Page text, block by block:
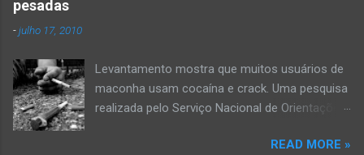
t
á
i
o
s
pesadas
-julho 17, 2010
Levantamento mostra que muitos usuários de
maconha usam cocaína e crack. Uma pesquisa
realizada pelo Serviço Nacional de Orientações
Indevido de Drogas (VIVAVOZ) mostra que a
READ MORE »